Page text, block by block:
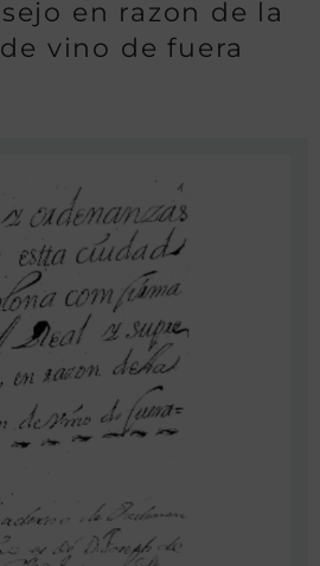
en razon de la
vino de fuera